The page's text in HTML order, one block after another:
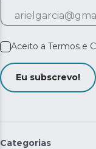
Aceito a Termos e
Eu subscrevo!
Categorias